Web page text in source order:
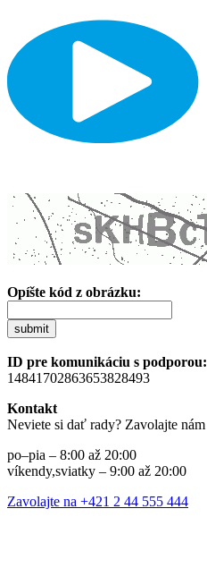
Opíšte kód z obrázku:
submit
ID pre komunikáciu s podporou:
14841702863653828493
Kontakt
Neviete si dať rady? Zavolajte nám
po–pia – 8:00 až 20:00
víkendy,sviatky – 9:00 až 20:00
Zavolajte na +421 2 44 555 444